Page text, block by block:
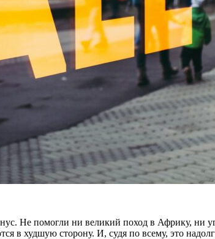
Не помогли ни великий поход в Африку, ни
в худшую сторону. И, судя по всему, это